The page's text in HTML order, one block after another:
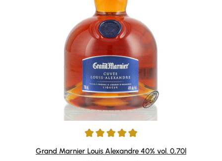
Durchschnittliche Bewertung von 4.92 von 5 Sternen
Grand Marnier Louis Alexandre 40% vol. 0,70l